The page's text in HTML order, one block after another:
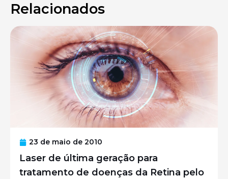
Relacionados
23 de maio de 2010
Laser de última geração para
tratamento de doenças da Retina pelo